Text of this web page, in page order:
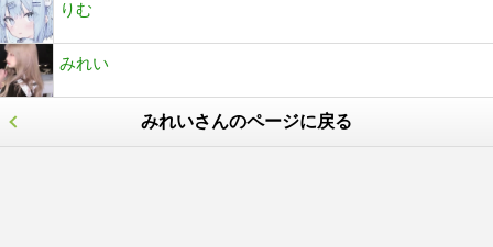
りむ
みれい
みれいさんのページに戻る